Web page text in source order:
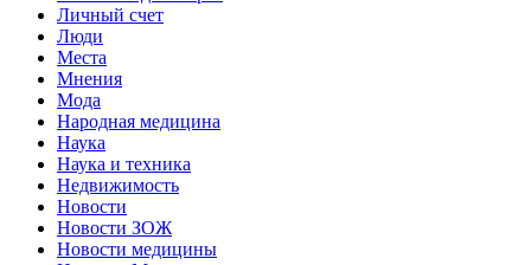
Личный счет
Люди
Места
Мнения
Мода
Народная медицина
Наука
Наука и техника
Недвижимость
Новости
Новости ЗОЖ
Новости медицины